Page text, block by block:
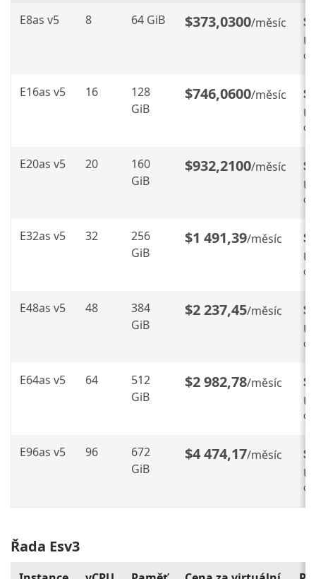
E8as v5 8 64 GiB $373,0300/měsíc
%
E16as v5 16
128
GiB
$746,0600/měsíc
%
E20as v5 20
160
GiB
$932,2100/měsíc
%
E32as v5 32
256
GiB
$1 491,39/měsíc
%
E48as v5 48
384
GiB
$2 237,45/měsíc
%
E64as v5 64
512
GiB
$2 982,78/měsíc
%
E96as v5 96
672
GiB
$4 474,17/měsíc
%
Řada Esv3